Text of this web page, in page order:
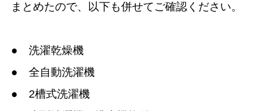
まとめたので、以下も併せてご確認ください。
● 洗濯乾燥機
● 全自動洗濯機
● 2槽式洗濯機